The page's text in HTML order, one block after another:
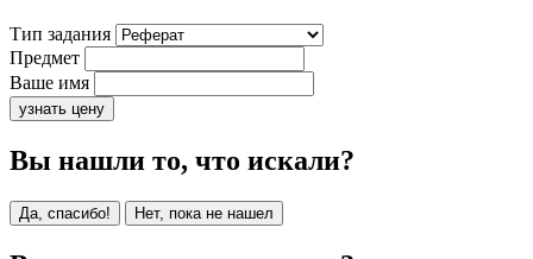
Тип задания
Предмет
Ваше имя
узнать цену
Вы нашли то, что искали?
Да, спасибо! Нет, пока не нашел